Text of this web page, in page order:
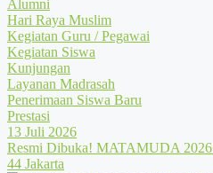
Alumni
Hari Raya Muslim
Kegiatan Guru / Pegawai
Kegiatan Siswa
Kunjungan
Layanan Madrasah
Penerimaan Siswa Baru
Prestasi
13 Juli 2026
Resmi Dibuka! MATAMUDA 2026
44 Jakarta